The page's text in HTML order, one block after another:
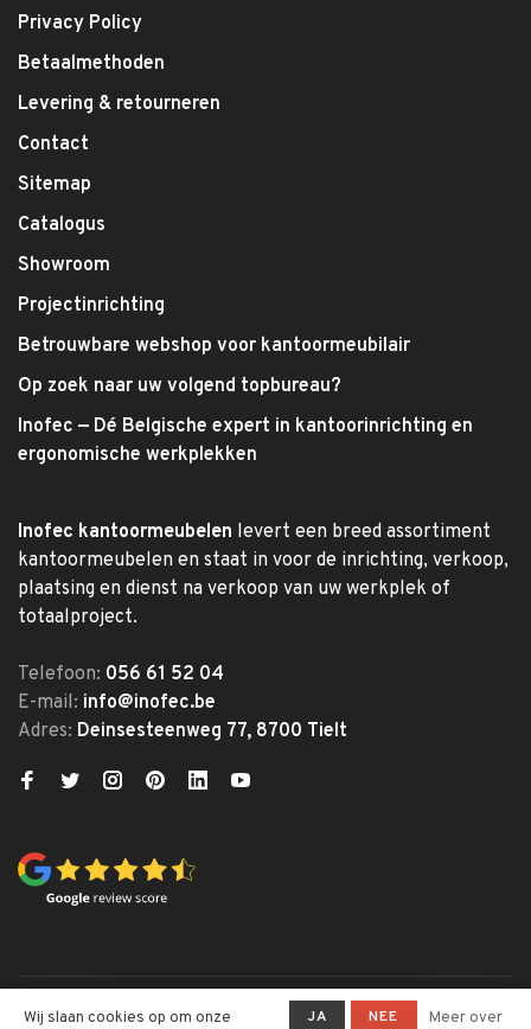
Privacy Policy
Betaalmethoden
Levering & retourneren
Contact
Sitemap
Catalogus
Showroom
Projectinrichting
Betrouwbare webshop voor kantoormeubilair
Op zoek naar uw volgend topbureau?
Inofec — Dé Belgische expert in kantoorinrichting en
ergonomische werkplekken
Inofec kantoormeubelen levert een breed assortiment
kantoormeubelen en staat in voor de inrichting, verkoop,
plaatsing en dienst na verkoop van uw werkplek of
totaalproject.
Telefoon: 056 61 52 04
E-mail: info@inofec.be
Adres: Deinsesteenweg 77, 8700 Tielt
© Copyright 2026 Inofec
Wij slaan cookies op om onze JA NEE Meer over